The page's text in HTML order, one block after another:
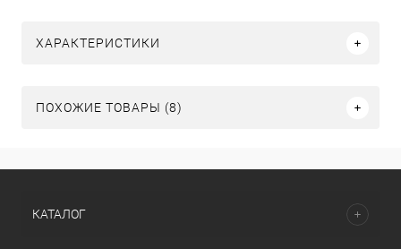
ХАРАКТЕРИСТИКИ
ПОХОЖИЕ ТОВАРЫ (8)
КАТАЛОГ